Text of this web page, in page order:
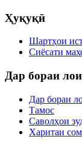
Ҳуқуқӣ
Шартҳои
Сиёсати
Дар бораи
Дар бораи
Тамос
Саволҳои
Харитаи